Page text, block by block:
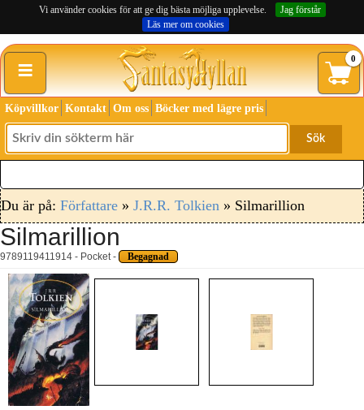
Vi använder cookies för att ge dig bästa möjliga upplevelse.
Jag förstår
Läs mer om cookies
≡ 0
Köpvillkor Kontakt Om oss Böcker med lägre pris
Sök
Du är på: Författare » J.R.R. Tolkien » Silmarillion
Silmarillion
9789119411914 - Pocket - Begagnad